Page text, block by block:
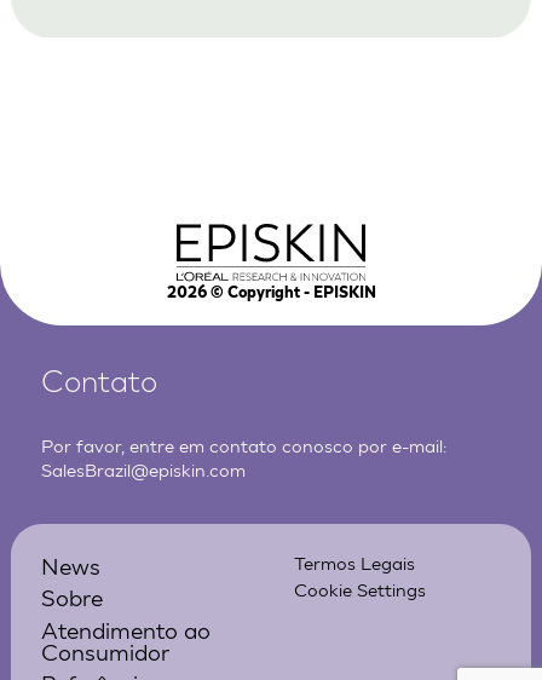
2026© Copyright - EPISKIN
Contato
Por favor, entre em contato conosco por e-mail:
SalesBrazil@episkin.com
News
Sobre
Atendimento ao
Consumidor
Termos Legais
Cookie Settings